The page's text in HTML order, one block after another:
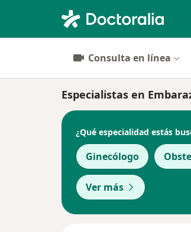
Consulta en línea
Especialistas en
¿Qué especialidad estás
Ginecólogo
Ver más